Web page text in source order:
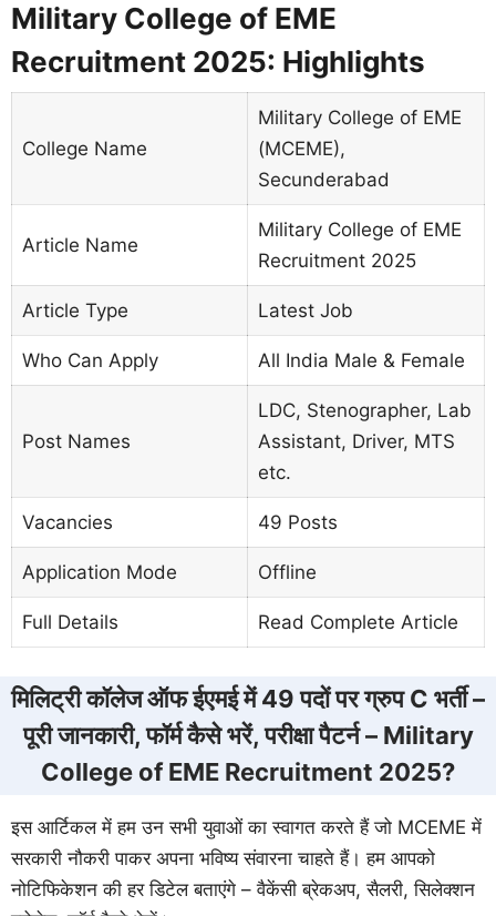
Military College of EME
Recruitment 2025: Highlights
College Name
Military College of EME
(MCEME),
Secunderabad
Article Name
Military College of EME
Recruitment 2025
Article Type Latest Job
Who Can Apply All India Male & Female
Post Names
LDC, Stenographer, Lab
Assistant, Driver, MTS
etc.
Vacancies 49 Posts
Application Mode Offline
Full Details Read Complete Article
मिलिट्री कॉलेज ऑफ ईएमई में 49 पदों पर ग्रुप C भर्ती –
पूरी जानकारी, फॉर्म कैसे भरें, परीक्षा पैटर्न – Military
College of EME Recruitment 2025?
इस आर्टिकल में हम उन सभी युवाओं का स्वागत करते हैं जो MCEME में
सरकारी नौकरी पाकर अपना भविष्य संवारना चाहते हैं। हम आपको
नोटिफिकेशन की हर डिटेल बताएंगे – वैकेंसी ब्रेकअप, सैलरी, सिलेक्शन